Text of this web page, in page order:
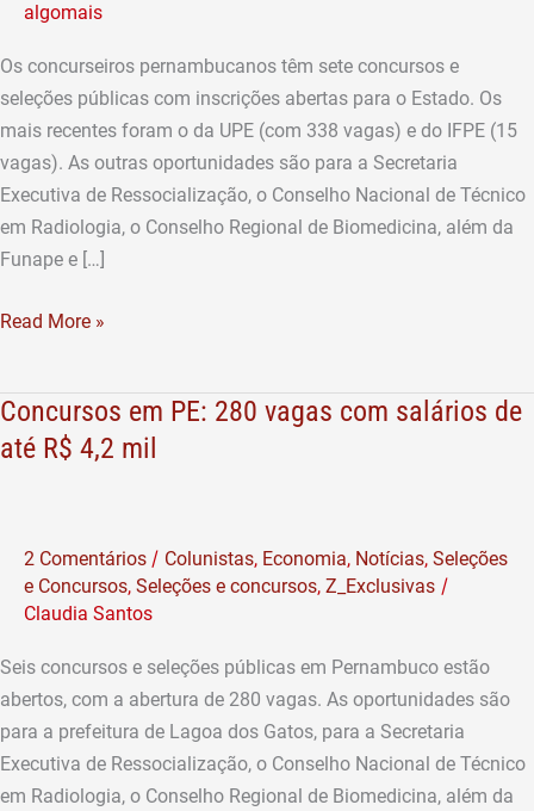
algomais
Os concurseiros pernambucanos têm sete concursos e
seleções públicas com inscrições abertas para o Estado. Os
mais recentes foram o da UPE (com 338 vagas) e do IFPE (15
vagas). As outras oportunidades são para a Secretaria
Executiva de Ressocialização, o Conselho Nacional de Técnico
em Radiologia, o Conselho Regional de Biomedicina, além da
Funape e […]
de
até
R$
5,6
mil
Read More »
Concursos em PE: 280 vagas com salários de
até R$ 4,2 mil
2 Comentários / Colunistas, Economia, Notícias, Seleções
e Concursos, Seleções e concursos, Z_Exclusivas /
Claudia Santos
Seis concursos e seleções públicas em Pernambuco estão
abertos, com a abertura de 280 vagas. As oportunidades são
para a prefeitura de Lagoa dos Gatos, para a Secretaria
Executiva de Ressocialização, o Conselho Nacional de Técnico
em Radiologia, o Conselho Regional de Biomedicina, além da
Concursos
em
com
salários
até
R$
4,2
mil